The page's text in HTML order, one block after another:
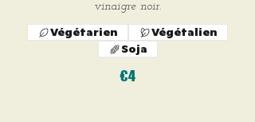
vinaigre noir.
€4
Végétarien
Végétalien
Soja